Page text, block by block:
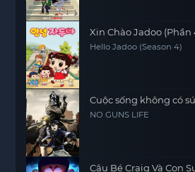
Xin Chào Jadoo (Phần
Hello Jadoo (Season 4)
Cuộc sống không có
NO GUNS LIFE
Cậu Bé Craig Và Con